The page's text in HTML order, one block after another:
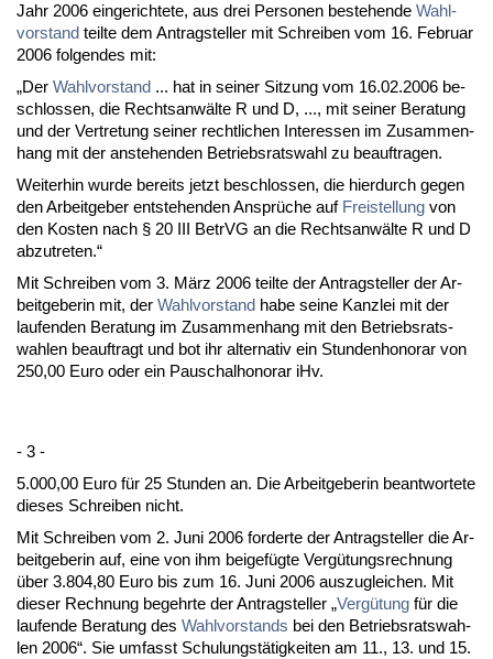
Jahr 2006 ein­ge­rich­te­te, aus drei Per­so­nen be­ste­hen­de Wahl­
vor­stand teil­te dem An­trag­stel­ler mit Schrei­ben vom 16. Fe­bru­ar
2006 fol­gen­des mit:
„Der Wahl­vor­stand ... hat in sei­ner Sit­zung vom 16.02.2006 be­
schlos­sen, die Rechts­anwälte R und D, ..., mit sei­ner Be­ra­tung
und der Ver­tre­tung sei­ner recht­li­chen In­ter­es­sen im Zu­sam­men­
hang mit der an­ste­hen­den Be­triebs­rats­wahl zu be­auf­tra­gen.
Wei­ter­hin wur­de be­reits jetzt be­schlos­sen, die hier­durch ge­gen
den Ar­beit­ge­ber ent­ste­hen­den Ansprüche auf Frei­stel­lung von
den Kos­ten nach § 20 III Be­trVG an die Rechts­anwälte R und D
ab­zu­tre­ten.“
Mit Schrei­ben vom 3. März 2006 teil­te der An­trag­stel­ler der Ar­
beit­ge­be­rin mit, der Wahl­vor­stand ha­be sei­ne Kanz­lei mit der
lau­fen­den Be­ra­tung im Zu­sam­men­hang mit den Be­triebs­rats­
wah­len be­auf­tragt und bot ihr al­ter­na­tiv ein St­un­den­ho­no­rar von
250,00 Eu­ro oder ein Pau­schal­ho­no­rar iHv.
- 3 -
5.000,00 Eu­ro für 25 St­un­den an. Die Ar­beit­ge­be­rin be­ant­wor­te­te
die­ses Schrei­ben nicht.
Mit Schrei­ben vom 2. Ju­ni 2006 for­der­te der An­trag­stel­ler die Ar­
beit­ge­be­rin auf, ei­ne von ihm bei­gefügte Vergütungs­rech­nung
über 3.804,80 Eu­ro bis zum 16. Ju­ni 2006 aus­zu­glei­chen. Mit
die­ser Rech­nung be­gehr­te der An­trag­stel­ler „Vergütung für die
lau­fen­de Be­ra­tung des Wahl­vor­stands bei den Be­triebs­rats­wah­
len 2006“. Sie um­fasst Schu­lungstätig­kei­ten am 11., 13. und 15.